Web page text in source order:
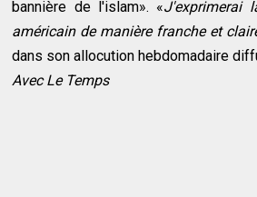
bannière de l'islam». «J'exprimerai
américain de manière franche et
dans son allocution hebdomadaire
Avec Le Temps